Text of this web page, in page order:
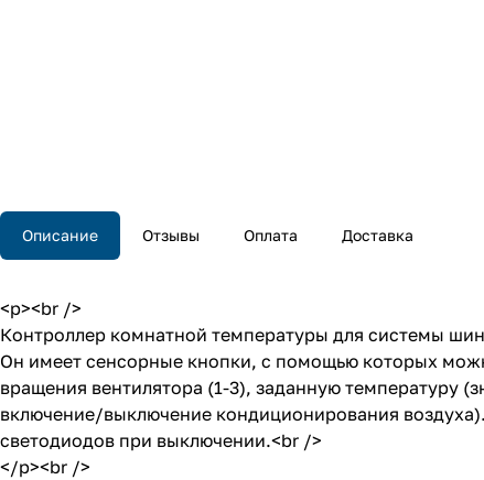
Описание Отзывы Оплата Доставка
<p><br />
Контроллер комнатной температуры для системы
Он имеет сенсорные кнопки, с помощью которых
вращения вентилятора (1-3), заданную температуру
включение/выключение кондиционирования
светодиодов при выключении.<br />
</p><br />